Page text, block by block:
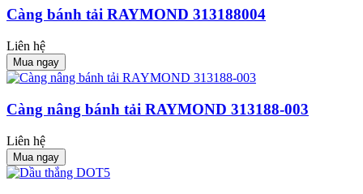
Càng bánh tải RAYMOND 313188004
Liên hệ
Mua ngay
Càng nâng bánh tải RAYMOND 313188-003
Liên hệ
Mua ngay